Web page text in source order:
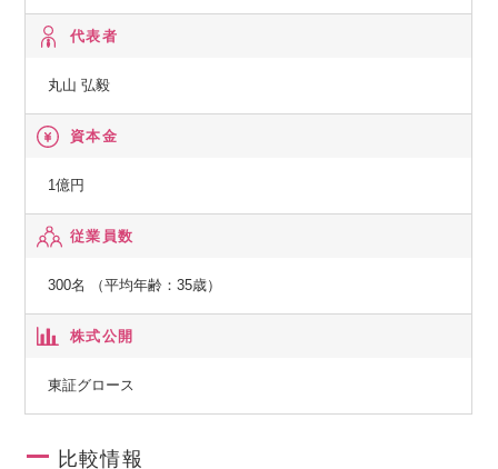
を持ってチャレンジができる
プロジェクトを成功に導くために新たなスキームを構築する
内容も多く、過去のシステム構築経験やプロジェクトマネジ
ることにより、
スやアンチパターンを豊富に学ぶことが可能です。
②ご自身のアイデアをプロダクト改善に繋げることができま
す。
ダクトをより良くしていく事ができます。
代表者
丸山 弘毅
資本金
1億円
従業員数
300名 （平均年齢：35歳）
株式公開
東証グロース
比較情報